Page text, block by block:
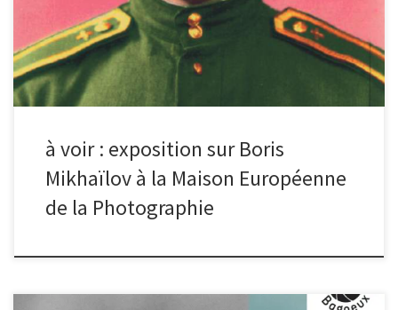
pendant les périodes de l’URSS puis de la Perestroïka, en tentant
de contourner la censure de ses œuvres éminemment subversives.
plus d’infos
à voir : exposition sur Boris
Mikhaïlov à la Maison Européenne
de la Photographie